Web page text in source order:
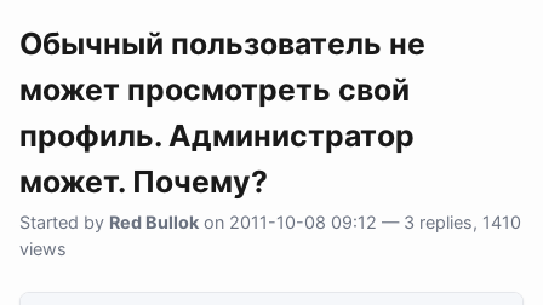
Обычный пользователь не
может просмотреть свой
профиль. Администратор
может. Почему?
Started by Red Bullok on 2011-10-08 09:12 — 3 replies, 1410
views